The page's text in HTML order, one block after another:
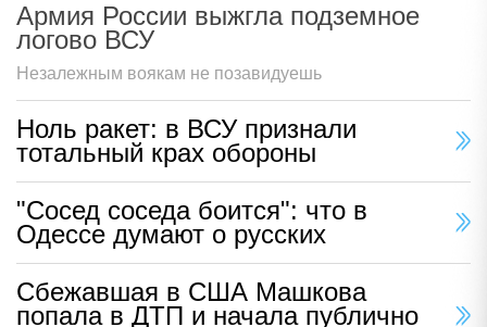
Армия России выжгла подземное
логово ВСУ
Незалежным воякам не позавидуешь
Ноль ракет: в ВСУ признали
тотальный крах обороны
"Сосед соседа боится": что в
Одессе думают о русских
Сбежавшая в США Машкова
попала в ДТП и начала публично